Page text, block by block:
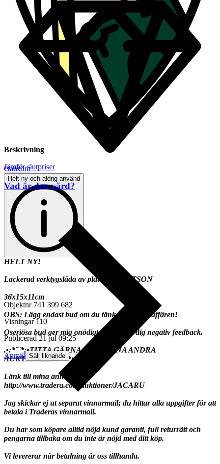
Beskrivning
Oanvänt
Helt ny och aldrig använd
HELT NY!
Lackerad verktygslåda av plåt från STETSON
36x15x11cm
OBS: Lägg endast bud om du tänker fullfölja affären!
Oseriösa bud ger mig onödigt arbete och dig negativ feedback.
.•:*¨¨*:•TITTA GÄRNA IN PÅ MINA ANDRA
AUKTIONER.•:*¨¨*:•
Länk till mina annonser:
http://www.tradera.com/auktioner/JACARU
Jag skickar ej ut separat vinnarmail; du hittar alla uppgifter för att
betala i Traderas vinnarmail.
Du har som köpare alltid nöjd kund garanti, full returrätt och
pengarna tillbaka om du inte är nöjd med ditt köp.
Vi levererar när betalning är oss tillhanda.
Objektnr 741 399 682
Visningar 110
Publicerad 21 jul 09:25
Anmäl Sälj liknande
Jämför slutpriser
Vad är den värd?